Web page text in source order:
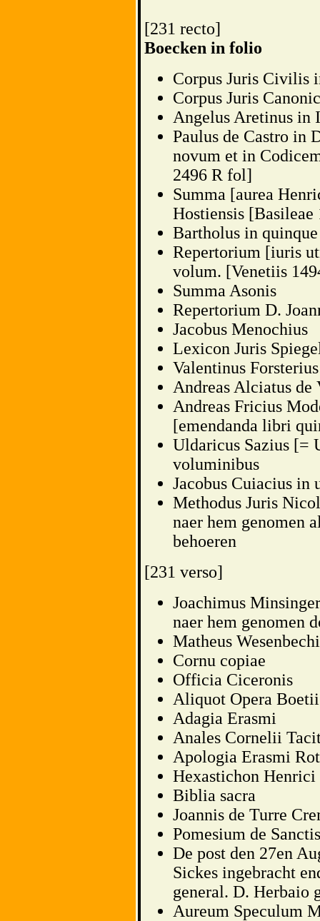
[231 recto]
Boecken in folio
Corpus Juris Civilis
Corpus Juris
Angelus Aretinus in
Paulus de Castro in
novum et in
2496 R fol]
Summa [aurea
Hostiensis
Bartholus in
Repertorium [iuris
volum. [Venetiis
Summa Asonis
Repertorium D.
Jacobus Menochius
Lexicon Juris
Valentinus
Andreas Alciatus
Andreas Fricius
[emendanda libri
Uldaricus Sazius [=
voluminibus
Jacobus Cuiacius in
Methodus Juris
naer hem genomen
behoeren
[231 verso]
Joachimus
naer hem genomen
Matheus
Cornu copiae
Officia Ciceronis
Aliquot Opera Boetii
Adagia Erasmi
Anales Cornelii
Apologia Erasmi
Hexastichon
Biblia sacra
Joannis de Turre
Pomesium de Sanctis
De post den 27en
Sickes ingebracht
general. D. Herbaio
Aureum Speculum